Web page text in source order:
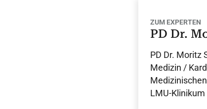
ZUM EXPERTEN
PD Dr.
PD Dr. Moritz
Medizin /
LMU-